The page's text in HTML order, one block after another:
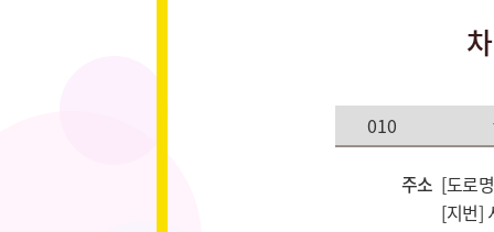
주소 [도로
[지번]